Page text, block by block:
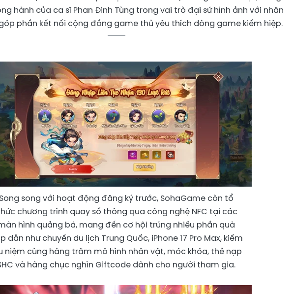
hành của ca sĩ Phan Đinh Tùng trong vai trò đại sứ hình ảnh với nhân
phần kết nối cộng đồng game thủ yêu thích dòng game kiếm hiệp.
Song song với hoạt động đăng ký trước, SohaGame còn tổ
chương trình quay số thông qua công nghệ NFC tại các
hình quảng bá, mang đến cơ hội trúng nhiều phần quà
dẫn như chuyến du lịch Trung Quốc, iPhone 17 Pro Max, kiếm
niệm cùng hàng trăm mô hình nhân vật, móc khóa, thẻ nạp
và hàng chục nghìn Giftcode dành cho người tham gia.